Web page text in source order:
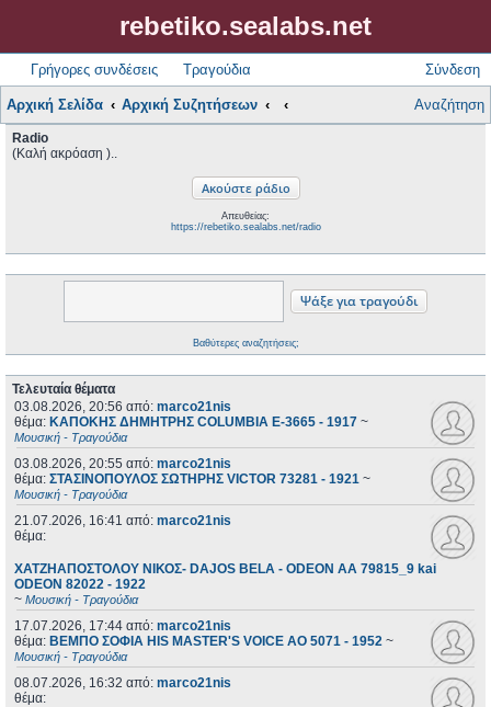
rebetiko.sealabs.net
Γρήγορες συνδέσεις Τραγούδια Σύνδεση
Αρχική Σελίδα Αρχική Συζητήσεων Αναζήτηση
Radio
(Καλή ακρόαση )..
Απευθείας:
https://rebetiko.sealabs.net/radio
Βαθύτερες αναζητήσεις;
Τελευταία θέματα
03.08.2026, 20:56 από: marco21nis
θέμα: ΚΑΠΟΚΗΣ ΔΗΜΗΤΡΗΣ COLUMBIA E-3665 - 1917 ~
Μουσική - Τραγούδια
03.08.2026, 20:55 από: marco21nis
θέμα: ΣΤΑΣΙΝΟΠΟΥΛΟΣ ΣΩΤΗΡΗΣ VICTOR 73281 - 1921 ~
Μουσική - Τραγούδια
21.07.2026, 16:41 από: marco21nis
θέμα:
ΧΑΤΖΗΑΠΟΣΤΟΛΟΥ ΝΙΚΟΣ- DAJOS BELA - ODEON AA 79815_9 kai
ODEON 82022 - 1922
~ Μουσική - Τραγούδια
17.07.2026, 17:44 από: marco21nis
θέμα: ΒΕΜΠΟ ΣΟΦΙΑ HIS MASTER'S VOICE AO 5071 - 1952 ~
Μουσική - Τραγούδια
08.07.2026, 16:32 από: marco21nis
θέμα: